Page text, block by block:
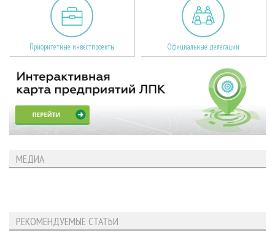
Приоритетные инвестпроекты Официальные делегации
МЕДИА
РЕКОМЕНДУЕМЫЕ СТАТЬИ